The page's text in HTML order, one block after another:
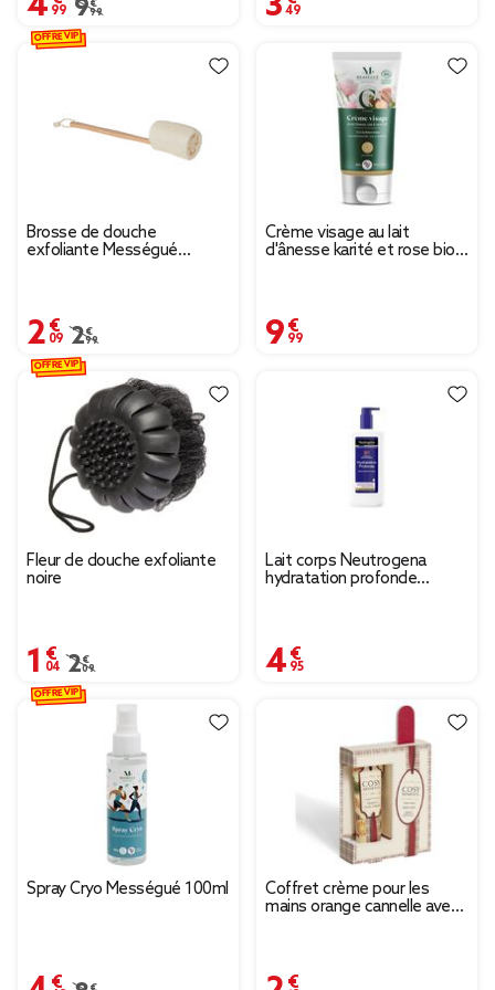
Prix remisé de 9,99 € à 4,99 €
9,99 €
Brosse de douche
exfoliante Mességué
2,09 €
Prix remisé de 2,99 € à 2,09 €
2,99 €
OFFRE VIP
Crème visage au lait
d'ânesse karité et rose bio
9,99 €
Fleur de douche exfoliante
noire
1,04 €
Prix remisé de 2,09 € à 1,04 €
2,09 €
OFFRE VIP
Lait corps Neutrogena
hydratation profonde
4,95 €
Spray Cryo Mességué 100ml
4,49 €
OFFRE VIP
Coffret crème pour les
mains orange cannelle avec
2,19 €